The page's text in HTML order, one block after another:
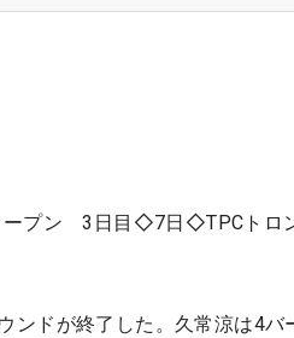
ープン 3日目◇7日◇TPCトロ
ンドが終了した。久常涼は4バ